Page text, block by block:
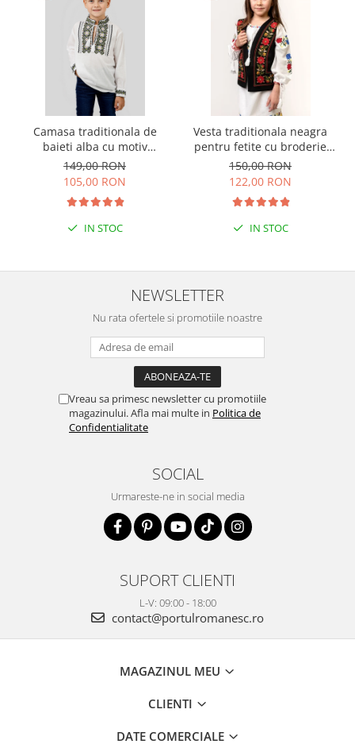
Camasa traditionala de
baieti alba cu motiv
geometric verde Luca 03
149,00 RON
105,00 RON
IN STOC
Vesta traditionala neagra
pentru fetite cu broderie
florala rosie Sonia 01
150,00 RON
122,00 RON
IN STOC
NEWSLETTER
Nu rata ofertele si promotiile noastre
Vreau sa primesc newsletter cu promotiile
magazinului. Afla mai multe in Politica de
Confidentialitate
SOCIAL
Urmareste-ne in social media
SUPORT CLIENTI
L-V: 09:00 - 18:00
contact@portulromanesc.ro
MAGAZINUL MEU
CLIENTI
DATE COMERCIALE